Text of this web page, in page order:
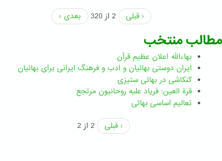
‹ قبلی
2 از 320 بعدی ›
مطالب منتخب
بهاءالله اعلان عظیم قرآن
ايران دوستی بهائيان و ادب و فرهنگ ايرانی برای بهائيان
کنکاشی در بهائی ستيزی
قرة العین: فریاد علیه روحانیون مرتجع
تعالیم اساسی بهائی
‹ قبلی
2 از 2